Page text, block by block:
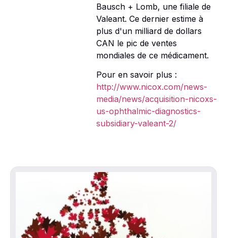
Bausch + Lomb, une filiale de
Valeant. Ce dernier estime à
plus d'un milliard de dollars
CAN le pic de ventes
mondiales de ce médicament.
Pour en savoir plus :
http://www.nicox.com/news-
media/news/acquisition-nicoxs-
us-ophthalmic-diagnostics-
subsidiary-valeant-2/